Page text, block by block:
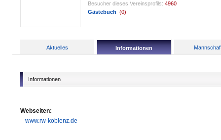
Besucher dieses Vereinsprofils: 4960
Gästebuch (0)
Aktuelles Informationen
Informationen
Webseiten:
www.rw-koblenz.de